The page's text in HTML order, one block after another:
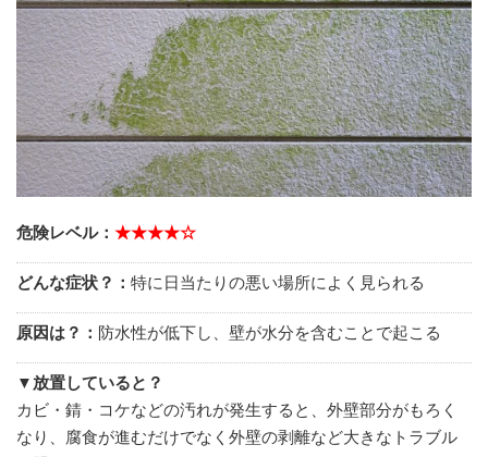
危険レベル： ★★★★☆
どんな症状？： 特に日当たりの悪い場所によく見られる
原因は？： 防水性が低下し、壁が水分を含むことで起こる
▼放置していると？
カビ・錆・コケなどの汚れが発生すると、外壁部分がもろく
なり、腐食が進むだけでなく外壁の剥離など大きなトラブル